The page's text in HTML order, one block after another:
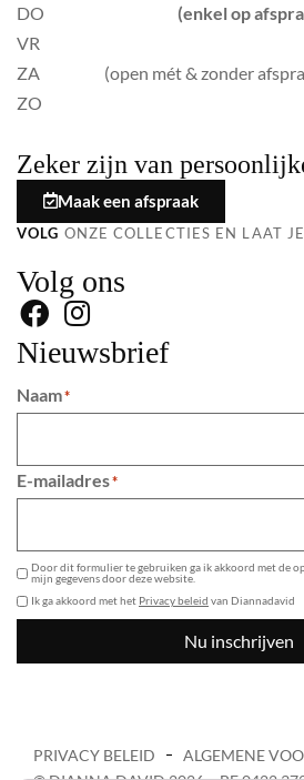
DO
(enkel op
VR
ZA
(open mét & zonder
ZO
Zeker zijn van
Maak een afspraak
VOLG ONZE COLLECTIES EN LAAT
Volg ons
Nieuwsbrief
Naam*
E-mailadres*
Door dit formulier te gebruiken ga ik akkoord met de
mijn gegevens door deze website.
Ik ga akkoord met het Privacy beleid van Diannadavid
Nu inschrijven
PRIVACY BELEID
ALGEMENE